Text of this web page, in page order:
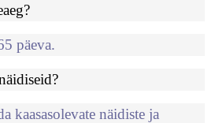
päeva.
kaasasolevate näidiste ja